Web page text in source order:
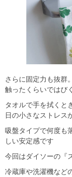
さらに固定力も抜群
触ったくらいではび
タオルで手を拭くと
日の小さなストレス
吸盤タイプで何度も
しい安定感です
今回はダイソーの『
冷蔵庫や洗濯機など